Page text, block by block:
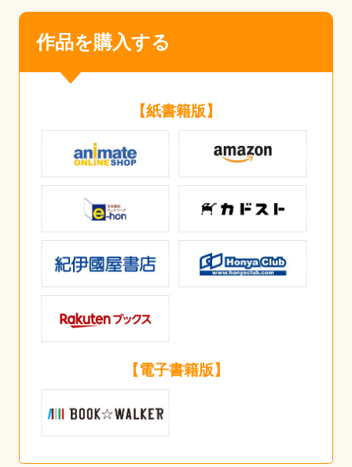
作品を購入する
【紙書籍版】
【電子書籍版】